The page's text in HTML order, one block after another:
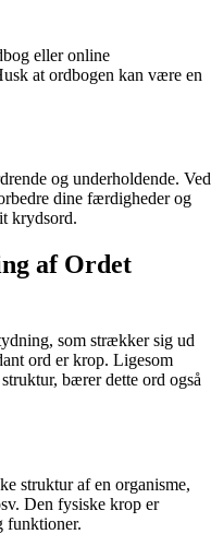
eller online
at ordbogen kan være en
og underholdende. Ved
dine færdigheder og
krydsord.
af Ordet
som strækker sig ud
ord er krop. Ligesom
bærer dette ord også
struktur af en organisme,
Den fysiske krop er
funktioner.